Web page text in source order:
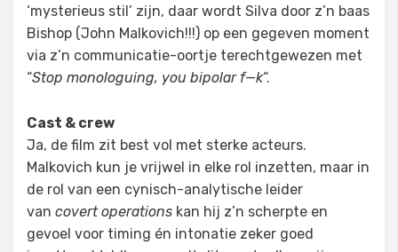
‘mysterieus stil’ zijn, daar wordt Silva door z’n baas
Bishop (John Malkovich!!!) op een gegeven moment
via z’n communicatie-oortje terechtgewezen met
“Stop monologuing, you bipolar f—k“.
Cast & crew
Ja, de film zit best vol met sterke acteurs.
Malkovich kun je vrijwel in elke rol inzetten, maar in
de rol van een cynisch-analytische leider
van covert operations kan hij z’n scherpte en
gevoel voor timing én intonatie zeker goed